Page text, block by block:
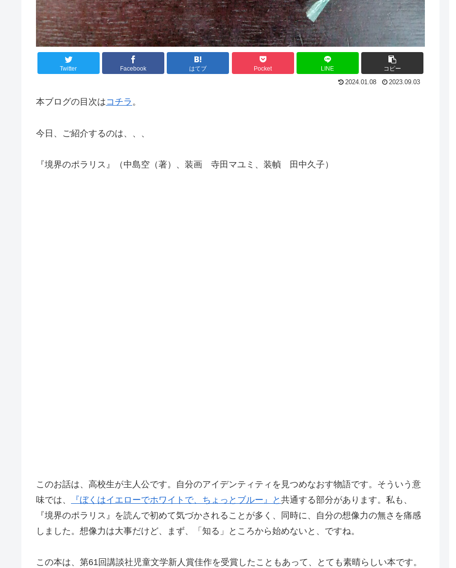
Twitter Facebook はてブ Pocket LINE コピー
2024.01.08 2023.09.03
本ブログの目次はコチラ 。
今日、ご紹介するのは、、、
『境界のポラリス』（中島空（著）、装画 寺田マユミ、装幀 田中久子）
このお話は、高校生が主人公です。自分のアイデンティティを見つめなおす物語です。そういう意
味では、
『ぼくはイエローでホワイトで、ちょっとブルー』と 共通する部分があります。私も、
『境界のポラリス』を読んで初めて気づかされることが多く、同時に、自分の想像力の無さを痛感
しました。想像力は大事だけど、まず、「知る」ところから始めないと、ですね。
この本は、第61回講談社児童文学新人賞佳作を受賞したこともあって、とても素晴らしい本です。